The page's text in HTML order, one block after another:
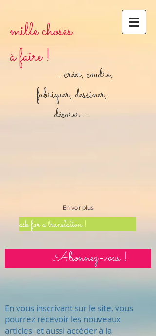
mille choses
à faire !
...créer, coudre,
fabriquer, dessiner,
décorer....
En voir plus
ask for a translation !
Abonnez-vous !
En vous inscrivant sur le site, vous
pourrez recevoir les nouveaux
articles et aussi accéder à la